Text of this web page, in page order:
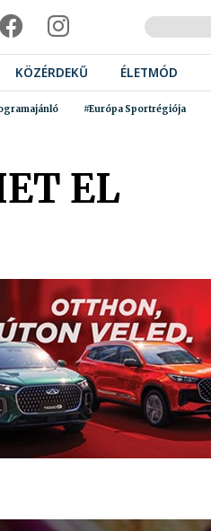
KÖZÉRDEKŰ ÉLETMÓD
#Európa Sportrégiója
EL